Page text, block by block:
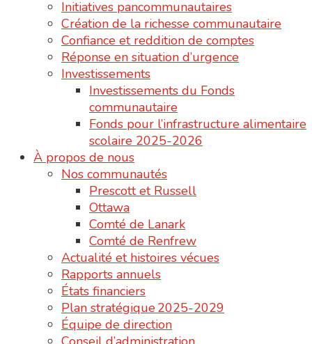
Initiatives pancommunautaires
Création de la richesse communautaire
Confiance et reddition de comptes
Réponse en situation d’urgence
Investissements
Investissements du Fonds
communautaire
Fonds pour l’infrastructure alimentaire
scolaire 2025-2026
À propos de nous
Nos communautés
Prescott et Russell
Ottawa
Comté de Lanark
Comté de Renfrew
Actualité et histoires vécues
Rapports annuels
États financiers
Plan stratégique 2025-2029
Équipe de direction